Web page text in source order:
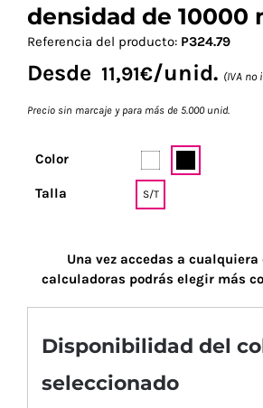
densidad de 10000
Referencia del producto: P324.79
Desde 11,91€/unid. (IVA no
Precio sin marcaje y para más de 5.000 unid.
Color
Talla S/T
Una vez accedas a cualquiera
calculadoras podrás elegir más
Disponibilidad del
seleccionado